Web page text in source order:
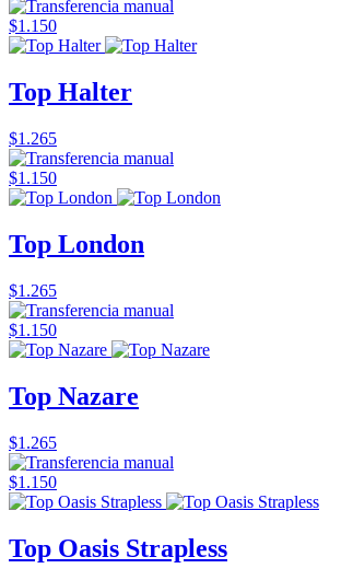
$1.150
Top Halter
$1.265
$1.150
Top London
$1.265
$1.150
Top Nazare
$1.265
$1.150
Top Oasis Strapless